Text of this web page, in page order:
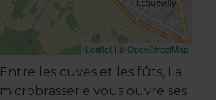
Leaflet | ©OpenStreetMap
Entre les cuves et les fûts, La
microbrasserie vous ouvre ses